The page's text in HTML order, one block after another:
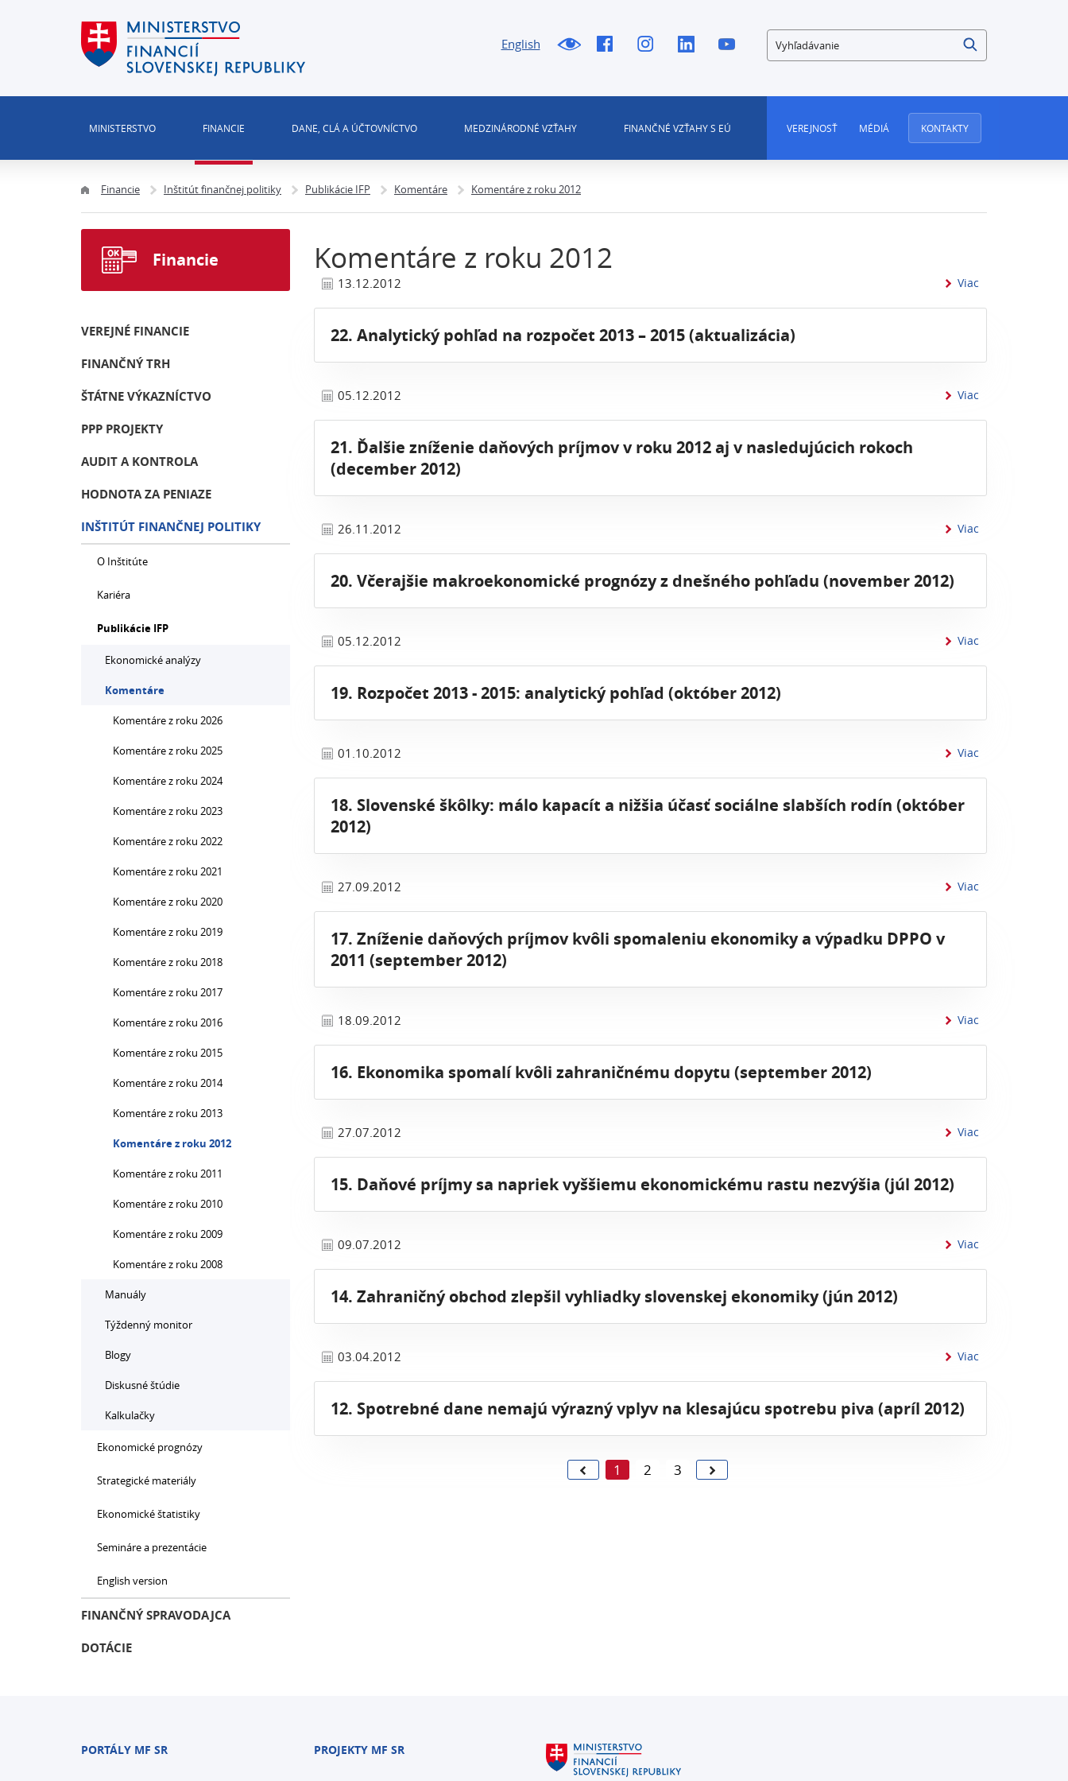
English Vyhľadávanie
MINISTERSTVO FINANCIE DANE, CLÁ A ÚČTOVNÍCTVO MEDZINÁRODNÉ VZŤAHY FINANČNÉ VZŤAHY S EÚ VEREJNOSŤ MÉDIÁ KONTAKTY
Financie Inštitút finančnej politiky Publikácie IFP Komentáre Komentáre z roku 2012
Komentáre z roku 2012
13.12.2012 Viac
22. Analytický pohľad na rozpočet 2013 – 2015 (aktualizácia)
05.12.2012 Viac
21. Ďalšie zníženie daňových príjmov v roku 2012 aj v nasledujúcich rokoch
(december 2012)
26.11.2012 Viac
20. Včerajšie makroekonomické prognózy z dnešného pohľadu (november 2012)
05.12.2012 Viac
19. Rozpočet 2013 - 2015: analytický pohľad (október 2012)
01.10.2012 Viac
18. Slovenské škôlky: málo kapacít a nižšia účasť sociálne slabších rodín (október
2012)
27.09.2012 Viac
17. Zníženie daňových príjmov kvôli spomaleniu ekonomiky a výpadku DPPO v
2011 (september 2012)
18.09.2012 Viac
16. Ekonomika spomalí kvôli zahraničnému dopytu (september 2012)
27.07.2012 Viac
15. Daňové príjmy sa napriek vyššiemu ekonomickému rastu nezvýšia (júl 2012)
09.07.2012 Viac
14. Zahraničný obchod zlepšil vyhliadky slovenskej ekonomiky (jún 2012)
03.04.2012 Viac
12. Spotrebné dane nemajú výrazný vplyv na klesajúcu spotrebu piva (apríl 2012)
1 2 3
Financie
VEREJNÉ FINANCIE
FINANČNÝ TRH
ŠTÁTNE VÝKAZNÍCTVO
PPP PROJEKTY
AUDIT A KONTROLA
HODNOTA ZA PENIAZE
INŠTITÚT FINANČNEJ POLITIKY
O Inštitúte
Kariéra
Publikácie IFP
Ekonomické analýzy
Komentáre
Komentáre z roku 2026
Komentáre z roku 2025
Komentáre z roku 2024
Komentáre z roku 2023
Komentáre z roku 2022
Komentáre z roku 2021
Komentáre z roku 2020
Komentáre z roku 2019
Komentáre z roku 2018
Komentáre z roku 2017
Komentáre z roku 2016
Komentáre z roku 2015
Komentáre z roku 2014
Komentáre z roku 2013
Komentáre z roku 2012
Komentáre z roku 2011
Komentáre z roku 2010
Komentáre z roku 2009
Komentáre z roku 2008
Manuály
Týždenný monitor
Blogy
Diskusné štúdie
Kalkulačky
Ekonomické prognózy
Strategické materiály
Ekonomické štatistiky
Semináre a prezentácie
English version
FINANČNÝ SPRAVODAJCA
DOTÁCIE
PORTÁLY MF SR PROJEKTY MF SR